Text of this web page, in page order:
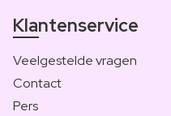
Klantenservice
Veelgestelde vragen
Contact
Pers